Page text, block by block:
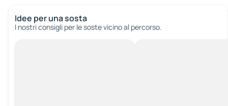
Idee per una sosta
I nostri consigli per le soste vicino al percorso.